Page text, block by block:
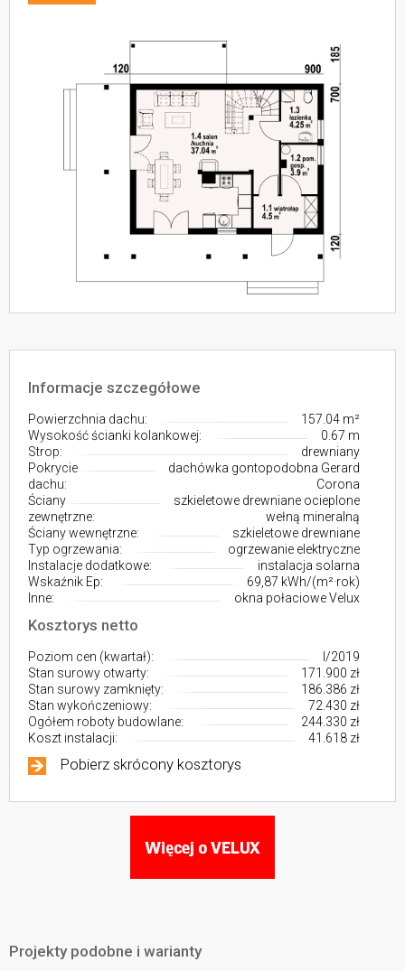
Informacje szczegółowe
Powierzchnia dachu:
157.04 m²
Wysokość ścianki kolankowej:
0.67 m
Strop:
drewniany
Pokrycie
dachu:
dachówka gontopodobna Gerard
Corona
Ściany
zewnętrzne:
szkieletowe drewniane ocieplone
wełną mineralną
Ściany wewnętrzne:
szkieletowe drewniane
Typ ogrzewania:
ogrzewanie elektryczne
Instalacje dodatkowe:
instalacja solarna
Wskaźnik Ep:
69,87 kWh/(m²·rok)
Inne:
okna połaciowe Velux
Kosztorys netto
Poziom cen (kwartał):
I/2019
Stan surowy otwarty:
171.900 zł
Stan surowy zamknięty:
186.386 zł
Stan wykończeniowy:
72.430 zł
Ogółem roboty budowlane:
244.330 zł
Koszt instalacji:
41.618 zł
Pobierz skrócony kosztorys
Projekty podobne i warianty